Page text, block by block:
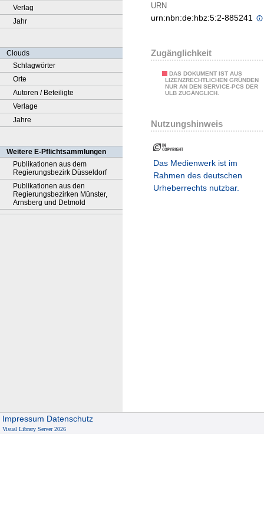
Verlag
Jahr
Clouds
Schlagwörter
Orte
Autoren / Beteiligte
Verlage
Jahre
Weitere E-Pflichtsammlungen
Publikationen aus dem
Regierungsbezirk Düsseldorf
Publikationen aus den
Regierungsbezirken Münster,
Arnsberg und Detmold
URN
urn:nbn:de:hbz:5:2-885241
Zugänglichkeit
DAS DOKUMENT IST AUS
LIZENZRECHTLICHEN GRÜNDEN
NUR AN DEN SERVICE-PCS DER
ULB ZUGÄNGLICH.
Nutzungshinweis
Das Medienwerk ist im
Rahmen des deutschen
Urheberrechts nutzbar.
Impressum Datenschutz
Visual Library Server 2026